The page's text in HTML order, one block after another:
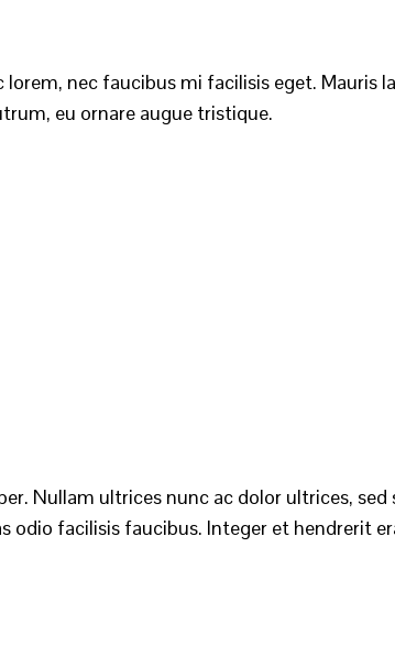
nec faucibus mi facilisis eget. Mauris
eu ornare augue tristique.
Nullam ultrices nunc ac dolor ultrices,
odio facilisis faucibus. Integer et hendrerit